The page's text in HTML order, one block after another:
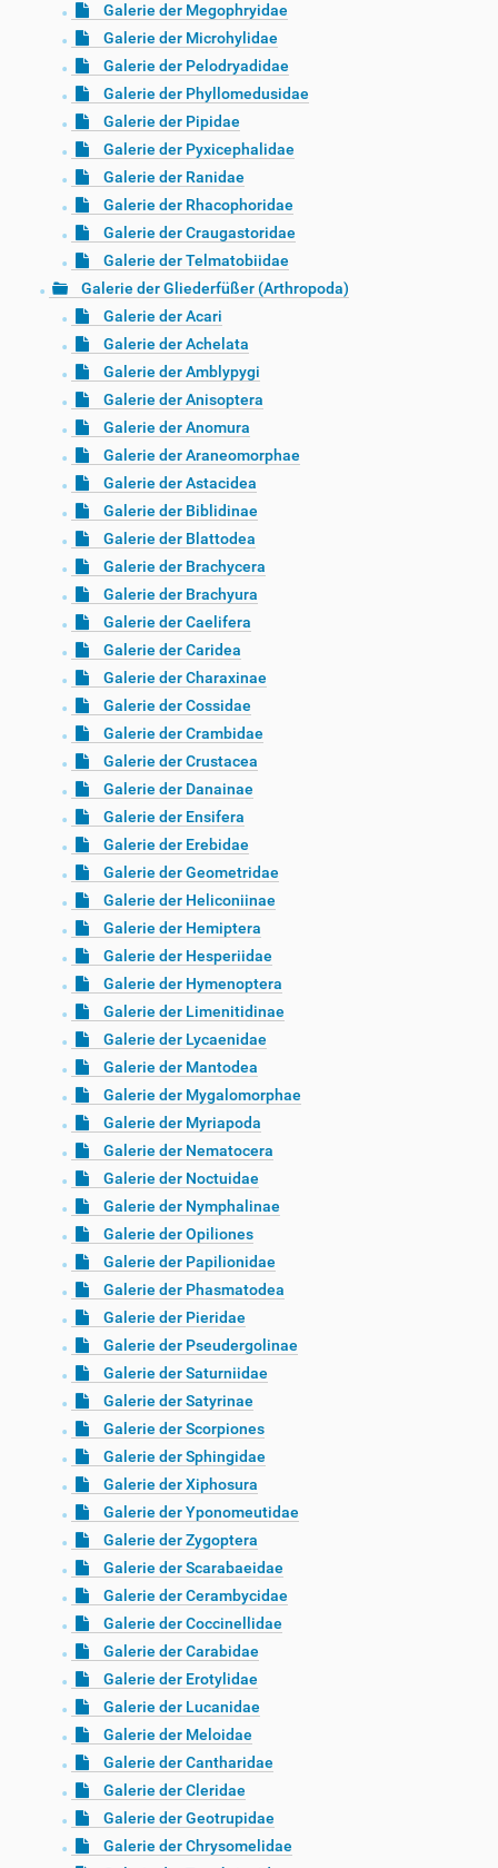
Galerie der Megophryidae
Galerie der Microhylidae
Galerie der Pelodryadidae
Galerie der Phyllomedusidae
Galerie der Pipidae
Galerie der Pyxicephalidae
Galerie der Ranidae
Galerie der Rhacophoridae
Galerie der Craugastoridae
Galerie der Telmatobiidae
Galerie der Gliederfüßer (Arthropoda)
Galerie der Acari
Galerie der Achelata
Galerie der Amblypygi
Galerie der Anisoptera
Galerie der Anomura
Galerie der Araneomorphae
Galerie der Astacidea
Galerie der Biblidinae
Galerie der Blattodea
Galerie der Brachycera
Galerie der Brachyura
Galerie der Caelifera
Galerie der Caridea
Galerie der Charaxinae
Galerie der Cossidae
Galerie der Crambidae
Galerie der Crustacea
Galerie der Danainae
Galerie der Ensifera
Galerie der Erebidae
Galerie der Geometridae
Galerie der Heliconiinae
Galerie der Hemiptera
Galerie der Hesperiidae
Galerie der Hymenoptera
Galerie der Limenitidinae
Galerie der Lycaenidae
Galerie der Mantodea
Galerie der Mygalomorphae
Galerie der Myriapoda
Galerie der Nematocera
Galerie der Noctuidae
Galerie der Nymphalinae
Galerie der Opiliones
Galerie der Papilionidae
Galerie der Phasmatodea
Galerie der Pieridae
Galerie der Pseudergolinae
Galerie der Saturniidae
Galerie der Satyrinae
Galerie der Scorpiones
Galerie der Sphingidae
Galerie der Xiphosura
Galerie der Yponomeutidae
Galerie der Zygoptera
Galerie der Scarabaeidae
Galerie der Cerambycidae
Galerie der Coccinellidae
Galerie der Carabidae
Galerie der Erotylidae
Galerie der Lucanidae
Galerie der Meloidae
Galerie der Cantharidae
Galerie der Cleridae
Galerie der Geotrupidae
Galerie der Chrysomelidae